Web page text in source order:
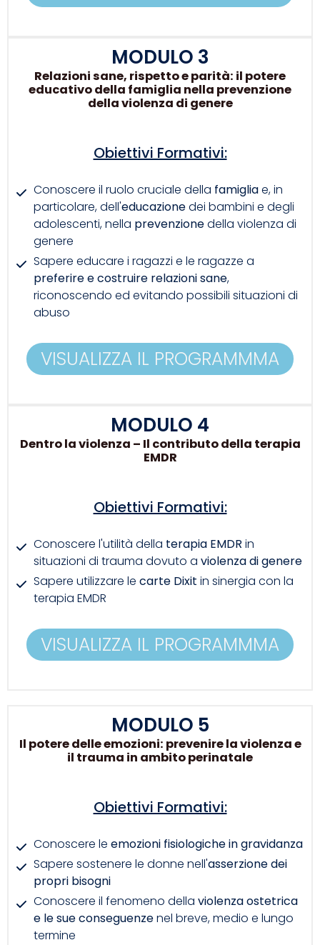
MODULO 3
Relazioni sane, rispetto e parità: il potere
educativo della famiglia nella prevenzione
della violenza di genere
Obiettivi Formativi:
Conoscere il ruolo cruciale della famigliae, in
particolare, dell'educazionedei bambini e degli
adolescenti, nella prevenzionedella violenza di
genere
Sapere educare i ragazzi e le ragazze a
preferire e costruire relazioni sane,
riconoscendo ed evitando possibili situazioni di
abuso
VISUALIZZA IL PROGRAMMMA
MODULO 4
Dentro la violenza – Il contributo della terapia
EMDR
Obiettivi Formativi:
Conoscere l'utilità della terapia EMDR in
situazioni di trauma dovuto a violenza di genere
Sapere utilizzare le carte Dixit in sinergia con la
terapia EMDR
VISUALIZZA IL PROGRAMMMA
MODULO 5
Il potere delle emozioni: prevenire la violenza e
il trauma in ambito perinatale
Obiettivi Formativi:
Conoscere le emozioni fisiologiche in gravidanza
Sapere sostenere le donne nell'asserzione dei
propri bisogni
Conoscere il fenomeno della violenza ostetrica
e le sue conseguenzenel breve, medio e lungo
termine